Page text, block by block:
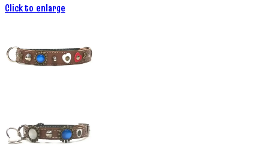
Click to enlarge